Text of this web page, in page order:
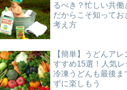
るべき？忙しい共働
だからこそ知ってお
考え方
【簡単】うどんアレ
すすめ15選！人気レ
冷凍うどんも最後ま
ずに楽しもう